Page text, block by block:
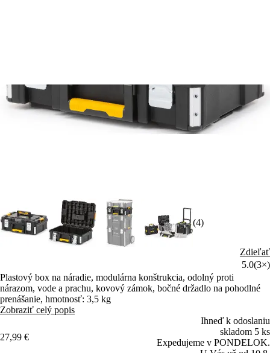
Zdieľať
5.0(3×)
Plastový box na náradie, modulárna konštrukcia, odolný proti
nárazom, vode a prachu, kovový zámok, bočné držadlo na pohodlné
prenášanie, hmotnosť: 3,5 kg
Zobraziť celý popis
Ihneď k odoslaniu
skladom 5 ks
Expedujeme v PONDELOK.
U Vás už od 10.8.